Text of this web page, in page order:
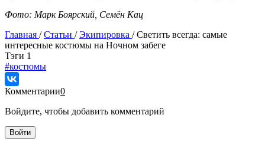
Фото: Марк Боярский, Семён Кац
Главная /Статьи /Экипировка /Светить всегда: самые
интересные костюмы на Ночном забеге
Tэги 1
#костюмы
Комментарии0
Войдите, чтобы добавить комментарий
Войти